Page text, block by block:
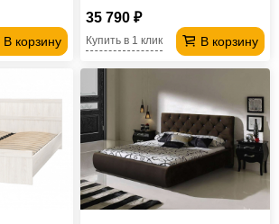
В корзину
35 790 ₽
В корзину
Купить в 1 клик